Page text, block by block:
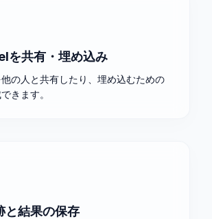
を共有・埋め込み
の人と共有したり、埋め込むための
きます。
と結果の保存